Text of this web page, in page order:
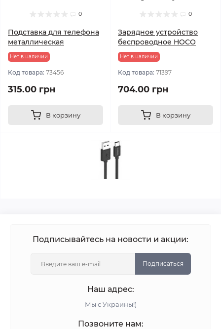
0
Подставка для телефона
металлическая
Нет в наличии
Код товара: 73456
315.00 грн
В корзину
0
Зарядное устройство
беспроводное HOCO
Нет в наличии
Код товара: 71397
704.00 грн
В корзину
Подписывайтесь на новости и акции:
Подписаться
Наш адрес:
Мы с Украины!)
Позвоните нам: